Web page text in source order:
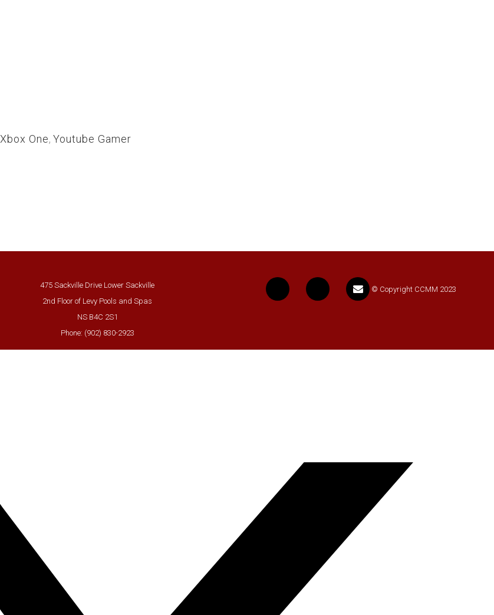
Xbox One, Youtube Gamer
475 Sackville Drive Lower Sackville
2nd Floor of Levy Pools and Spas
NS B4C 2S1
Phone: (902) 830-2923
© Copyright CCMM 2023